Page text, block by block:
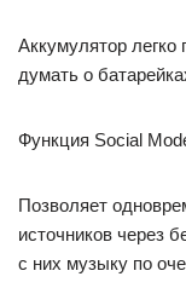
Аккумулятор легко
думать о
Функция Social
Позволяет
источников через
с них музыку по